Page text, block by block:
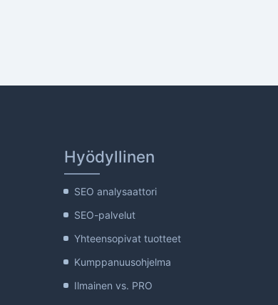
Hyödyllinen
SEO analysaattori
SEO-palvelut
Yhteensopivat tuotteet
Kumppanuusohjelma
Ilmainen vs. PRO